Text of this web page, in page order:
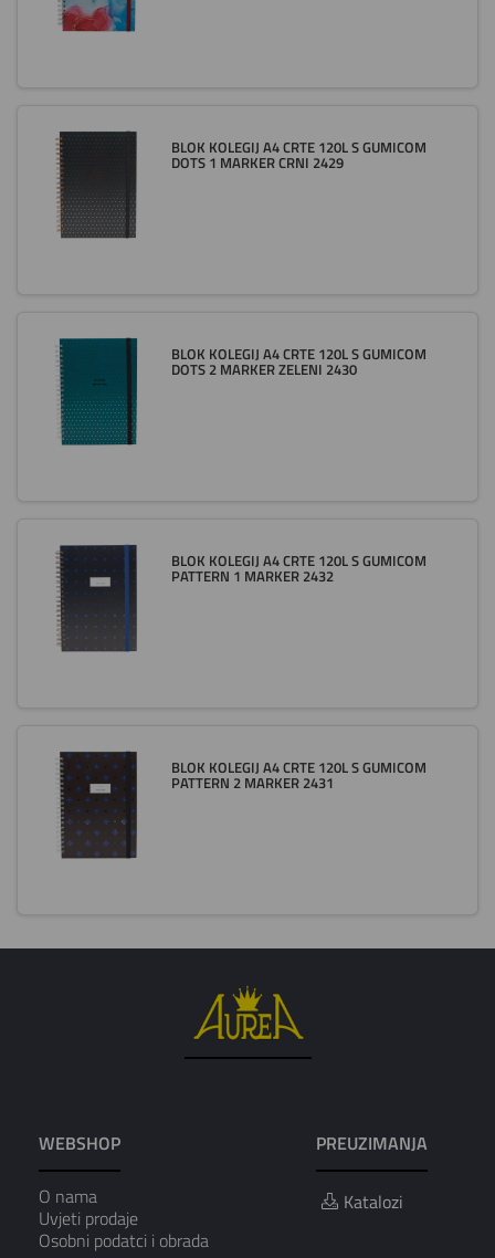
BLOK KOLEGIJ A4 CRTE 120L S GUMICOM
DOTS 1 MARKER CRNI 2429
BLOK KOLEGIJ A4 CRTE 120L S GUMICOM
DOTS 2 MARKER ZELENI 2430
BLOK KOLEGIJ A4 CRTE 120L S GUMICOM
PATTERN 1 MARKER 2432
BLOK KOLEGIJ A4 CRTE 120L S GUMICOM
PATTERN 2 MARKER 2431
WEBSHOP
O nama
Uvjeti prodaje
Osobni podatci i obrada
PREUZIMANJA
Katalozi